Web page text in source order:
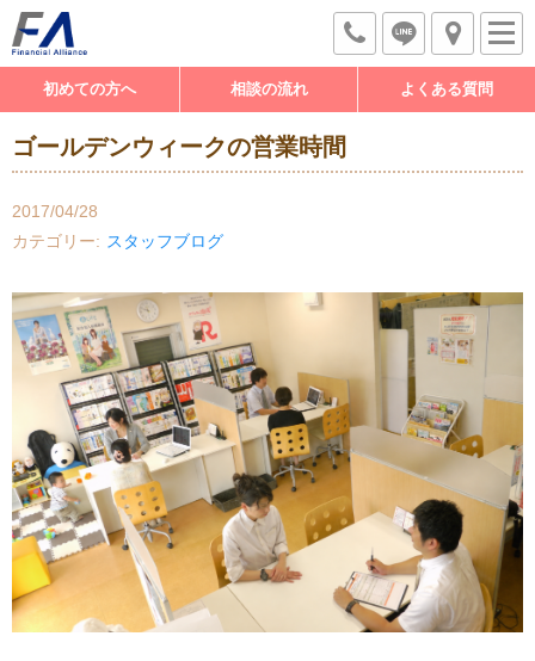
初めての方へ 相談の流れ よくある質問
ゴールデンウィークの営業時間
2017/04/28
カテゴリー
スタッフブログ